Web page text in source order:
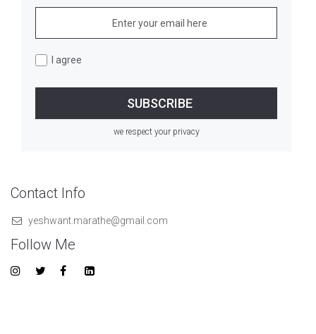
I agree
we respect your privacy
Contact Info
yeshwant.marathe@gmail.com
Follow Me